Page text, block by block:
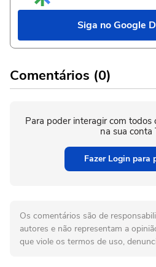
Siga no Google
Comentários (0)
Para poder interagir com todos
na sua conta
Fazer Login para
Os comentários são de
autores e não representam a
que viole os termos de uso,